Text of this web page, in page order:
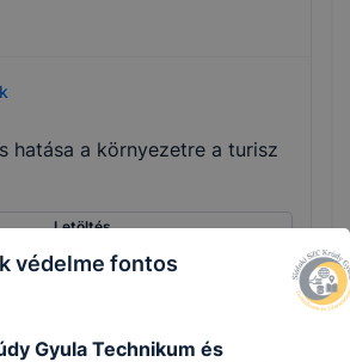
hatása a környezetre a turisz
Letöltés
védelme fontos
Gyula Technikum és